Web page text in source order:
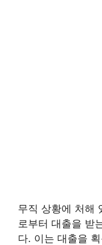
무직 상황에 처해
로부터 대출을 받
다. 이는 대출을